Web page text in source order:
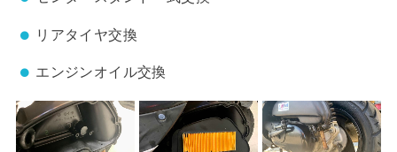
リアタイヤ交換
エンジンオイル交換